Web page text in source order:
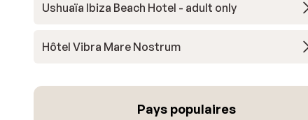
Ushuaïa Ibiza Beach Hotel - adult only
Hôtel Vibra Mare Nostrum
Pays populaires